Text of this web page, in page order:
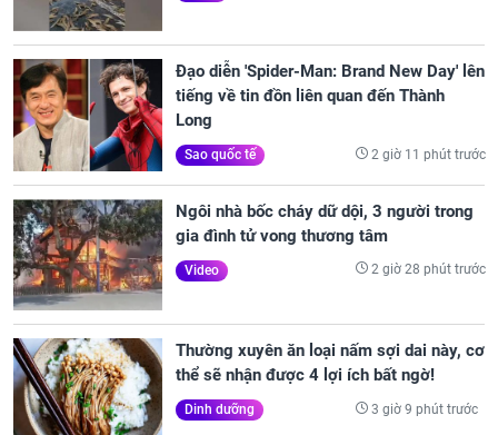
Đạo diễn 'Spider-Man: Brand New Day' lên
tiếng về tin đồn liên quan đến Thành
Long
Sao quốc tế 2 giờ 11 phút trước
Ngôi nhà bốc cháy dữ dội, 3 người trong
gia đình tử vong thương tâm
Video 2 giờ 28 phút trước
Thường xuyên ăn loại nấm sợi dai này, cơ
thể sẽ nhận được 4 lợi ích bất ngờ!
Dinh dưỡng 3 giờ 9 phút trước